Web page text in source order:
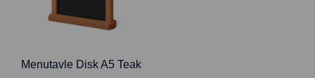
Menutavle Disk A5 Teak